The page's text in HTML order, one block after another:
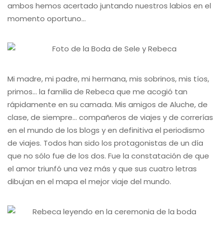
ambos hemos acertado juntando nuestros labios en el
momento oportuno…
Mi madre, mi padre, mi hermana, mis sobrinos, mis tíos,
primos… la familia de Rebeca que me acogió tan
rápidamente en su camada. Mis amigos de Aluche, de
clase, de siempre… compañeros de viajes y de correrías
en el mundo de los blogs y en definitiva el periodismo
de viajes. Todos han sido los protagonistas de un día
que no sólo fue de los dos. Fue la constatación de que
el amor triunfó una vez más y que sus cuatro letras
dibujan en el mapa el mejor viaje del mundo.